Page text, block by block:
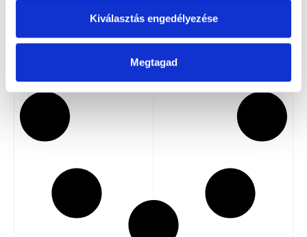
Kiválasztás engedélyezése
Megtagad